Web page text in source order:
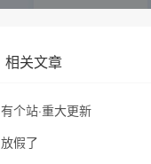
相关文章
有个站·重大更新
放假了